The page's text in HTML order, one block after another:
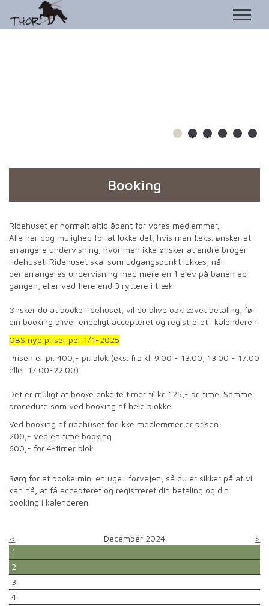
Booking
Ridehuset er normalt altid åbent for vores medlemmer.
Alle har dog mulighed for at lukke det, hvis man f.eks. ønsker at
arrangere undervisning, hvor man ikke ønsker at andre bruger
ridehuset. Ridehuset skal som udgangspunkt lukkes, når
der arrangeres undervisning med mere en 1 elev på banen ad
gangen, eller ved flere end 3 ryttere i træk.
Ønsker du at booke ridehuset, vil du blive opkrævet betaling, før
din booking bliver endeligt accepteret og registreret i kalenderen.
OBS nye priser per 1/1-2025
Prisen er pr. 400,- pr. blok (eks. fra kl. 9.00 - 13.00, 13.00 - 17.00
eller 17.00-22.00)
Det er muligt at booke enkelte timer til kr. 125,- pr. time. Samme
procedure som ved booking af hele blokke.
Ved booking af ridehuset for ikke medlemmer er prisen
200,- ved én time booking
600,- for 4-timer blok
Sørg for at booke min. en uge i forvejen, så du er sikker på at vi
kan nå, at få accepteret og registreret din betaling og din
booking i kalenderen.
< December 2024
>
1
2
3
4